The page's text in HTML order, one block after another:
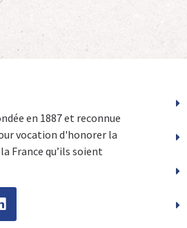
en 1887 et reconnue
vocation d'honorer la
France qu’ils soient